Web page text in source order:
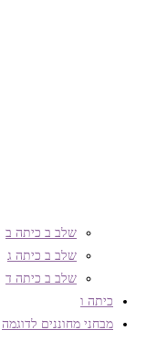
שלב ב כיתה ב
שלב ב כיתה ג
שלב ב כיתה ד
כיתה ו
מבחני מחוננים לדוגמה